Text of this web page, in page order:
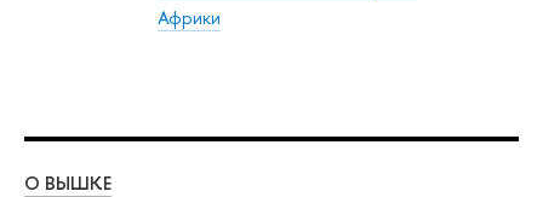
Африки
О ВЫШКЕ